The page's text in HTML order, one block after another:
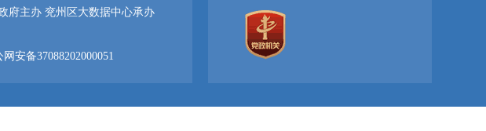
府主办 兖州区大数据中心承办
网安备37088202000051